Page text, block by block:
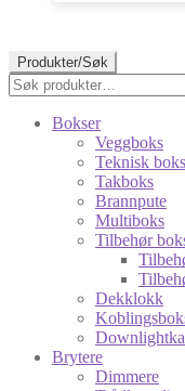
Produkter/Søk
Søk
etter:
Bokser
Veggboks
Teknisk boks
Takboks
Brannpute
Multiboks
Tilbehør
Dekklokk
Brytere
Dimmere